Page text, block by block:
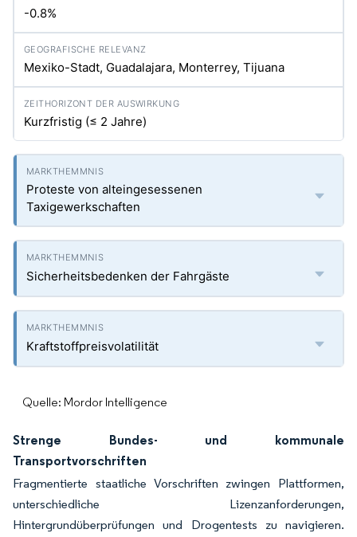
-0.8%
Mexiko-Stadt, Guadalajara, Monterrey, Tijuana
Kurzfristig (≤ 2 Jahre)
Proteste von alteingesessenen
Taxigewerkschaften
Sicherheitsbedenken der Fahrgäste
Kraftstoffpreisvolatilität
Quelle: Mordor Intelligence
Strenge Bundes- und kommunale
Transportvorschriften
Fragmentierte staatliche Vorschriften zwingen Plattformen,
unterschiedliche Lizenzanforderungen,
Hintergrundüberprüfungen und Drogentests zu navigieren.